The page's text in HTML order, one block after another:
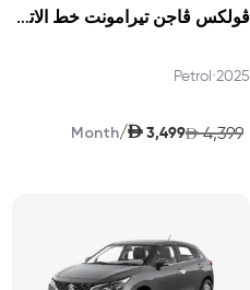
ڤولكس ڤاجن تيرامونت خط الاتجاه 2025
2025
•
Petrol
AED 4,399
AED 3,499
/
Month